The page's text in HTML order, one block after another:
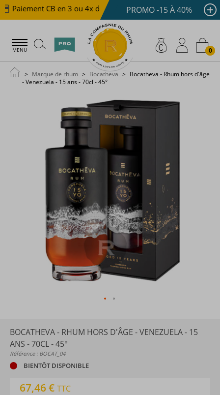
Paiement CB en 3 ou 4x dès 100 € Livraison offerte
PROMO -15 À 40%
MENU 0
Marque de rhum Bocatheva
Bocatheva - Rhum hors d'âge
- Venezuela - 15 ans - 70cl - 45°
BOCATHEVA - RHUM HORS D'ÂGE - VENEZUELA - 15
ANS - 70CL - 45°
Référence : BOCAT_04
BIENTÔT DISPONIBLE
67,46 € TTC